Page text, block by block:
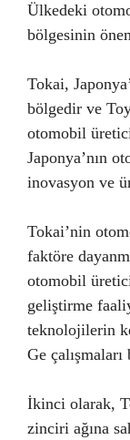
Ülkedeki
bölgesinin
Tokai,
bölgedir ve
otomobil
Japonya’nın
inovasyon ve
Tokai’nin
faktöre
otomobil
geliştirme
teknolojilerin
Ge
İkinci olarak,
zinciri ağına